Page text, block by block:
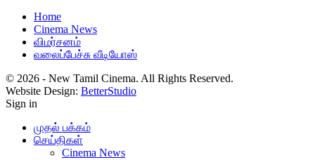
Home
Cinema News
விமர்சனம்
வலைப்பேச்சு வீடியோஸ்
© 2026 - New Tamil Cinema. All Rights Reserved.
Website Design: BetterStudio
Sign in
முதல் பக்கம்
செய்திகள்
Cinema News